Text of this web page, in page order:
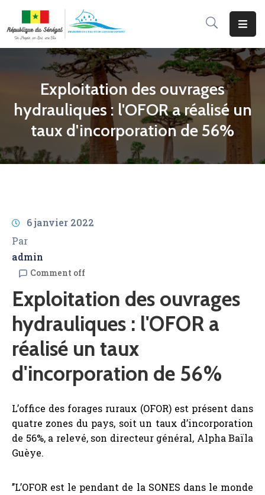
Ministère
Programmes
Projets
Actualité
Documentation
Exploitation des ouvrages
hydrauliques : l'OFOR a réalisé un
taux d'incorporation de 56%
6 janvier 2022
Par
admin
Comment off
Exploitation des ouvrages
hydrauliques : l'OFOR a
réalisé un taux
d'incorporation de 56%
L’office des forages ruraux (OFOR) est présent dans
quatre zones du pays, soit un taux d’incorporation
de 56%, a relevé, son directeur général, Alpha Baïla
Guèye.
’’L’OFOR est le pendant de la SONES dans le monde